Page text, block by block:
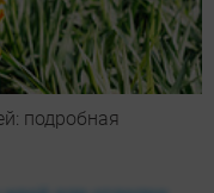
подробная